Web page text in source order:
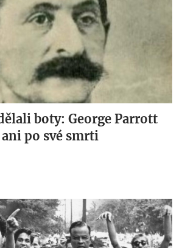
boty: George Parrott
po své smrti